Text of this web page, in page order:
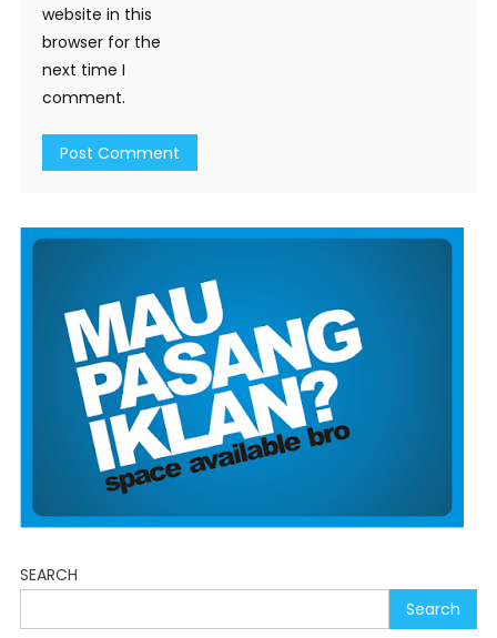
website in this
browser for the
next time I
comment.
SEARCH
Search